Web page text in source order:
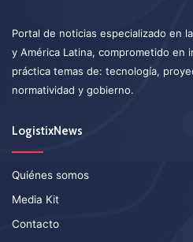
Portal de noticias especializado en
y América Latina, comprometido en
práctica temas de: tecnología,
normatividad y gobierno.
LogistixNews
Quiénes somos
Media Kit
Contacto